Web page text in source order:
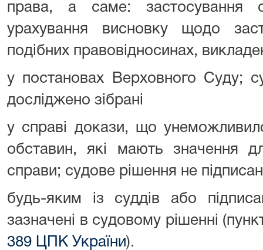
права, а саме: застосування
урахування висновку щодо
подібних правовідносинах,
у постановах Верховного Суду;
досліджено зібрані
у справі докази, що
обставин, які мають значення
справи; судове рішення не
будь-яким із суддів або
зазначені в судовому рішенні
389 ЦПК України).